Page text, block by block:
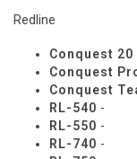
Redline
Conquest 20
Conquest
Conquest
RL-540 -
RL-550 -
RL-740 -